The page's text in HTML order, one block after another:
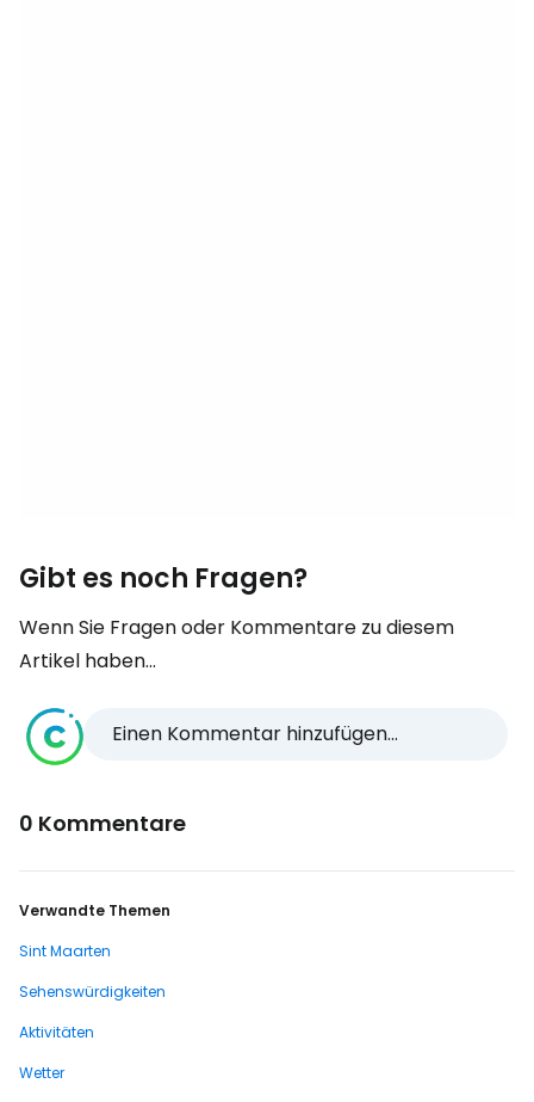
Gibt es noch Fragen?
Wenn Sie Fragen oder Kommentare zu diesem
Artikel haben...
Einen Kommentar hinzufügen...
0 Kommentare
Verwandte Themen
Sint Maarten
Sehenswürdigkeiten
Aktivitäten
Wetter